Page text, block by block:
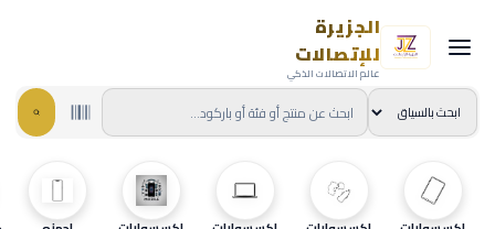
الجزيرة
للإتصالات
عالم الاتصالات الذكي